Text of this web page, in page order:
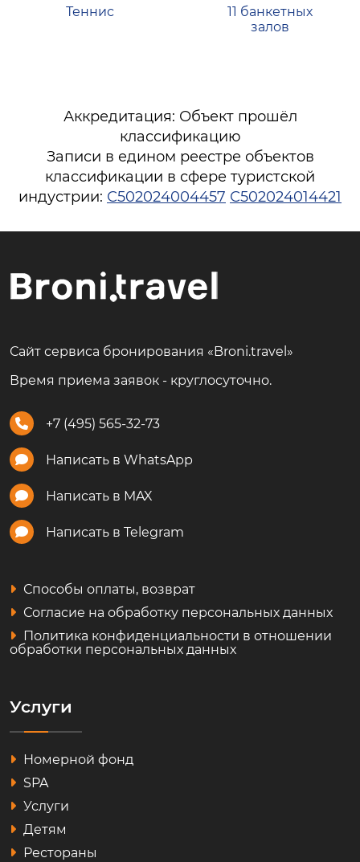
Теннис
11 банкетных
залов
Аккредитация: Объект прошёл
классификацию
Записи в едином реестре объектов
классификации в сфере туристской
индустрии: С502024004457 С502024014421
Сайт сервиса бронирования «Broni.travel»
Время приема заявок - круглосуточно.
+7 (495) 565-32-73
Написать в WhatsApp
Написать в MAX
Написать в Telegram
Способы оплаты, возврат
Согласие на обработку персональных данных
Политика конфиденциальности в отношении
обработки персональных данных
Услуги
Номерной фонд
SPA
Услуги
Детям
Рестораны